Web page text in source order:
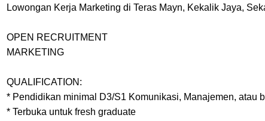
Lowongan Kerja Marketing di Teras Mayn, Kekalik Jaya,
OPEN RECRUITMENT
MARKETING
QUALIFICATION:
* Pendidikan minimal D3/S1 Komunikasi, Manajemen, atau
* Terbuka untuk fresh graduate